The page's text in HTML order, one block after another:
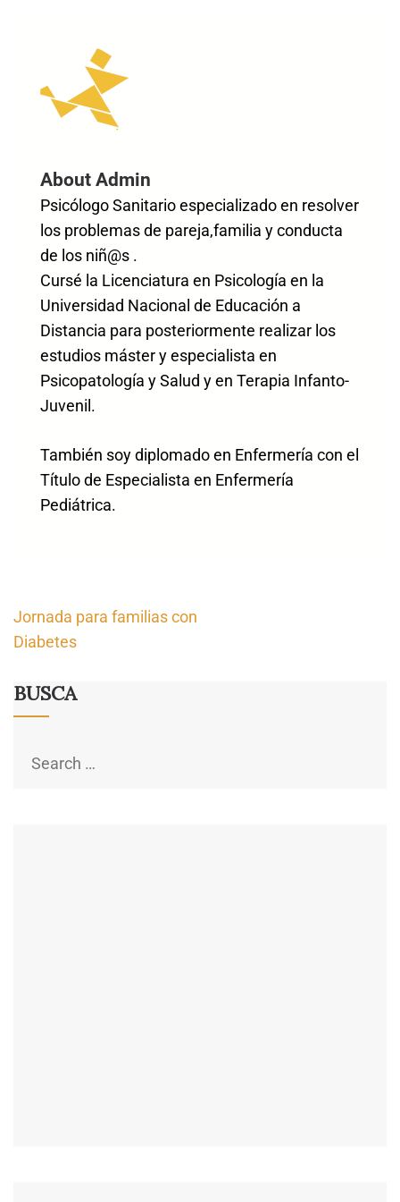
About Admin
Psicólogo Sanitario especializado en resolver
los problemas de pareja,familia y conducta
de los niñ@s .
Cursé la Licenciatura en Psicología en la
Universidad Nacional de Educación a
Distancia para posteriormente realizar los
estudios máster y especialista en
Psicopatología y Salud y en Terapia Infanto-
Juvenil.
También soy diplomado en Enfermería con el
Título de Especialista en Enfermería
Pediátrica.
Navegación
de
Jornada para familias con
Diabetes
BUSCA